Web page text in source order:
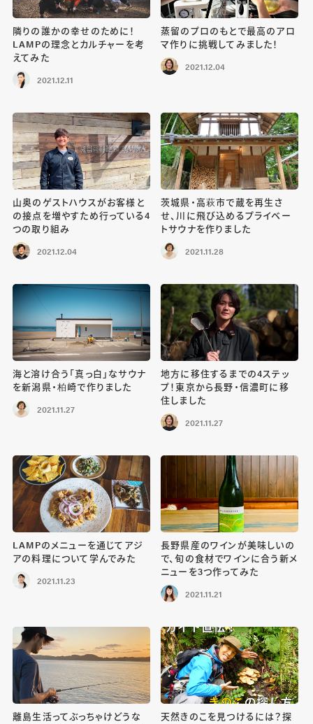
隣りの誰かの幸せのために！
LAMPの理念とカルチャーを考
えてみた
2021.12.11
蒸留のプロのもとで最高のアロ
マ作りに挑戦してみました！
2021.12.04
山奥のゲストハウスがお客様と
の接点を増やすため行っている4
つの取り組み
2021.12.04
茨城県・高萩市で蔵を再生さ
せ、川に飛び込めるプライベー
トサウナを作りました
2021.11.28
海と溶け合う「真っ白」なサウナ
を新潟県・柏崎で作りました
2021.11.27
地方に移住するまでの4ステッ
プ！東京から長野・信濃町に移
住しました
2021.11.27
LAMPのメニューを通じてアジ
アの料理について学んでみた
2021.11.23
長野県産のワインが美味しいの
で、旬の食材でワインに合う新メ
ニューを3つ作ってみた
2021.11.21
離島生活ってぶっちゃけどうな
天然きのこを見つけるには？探